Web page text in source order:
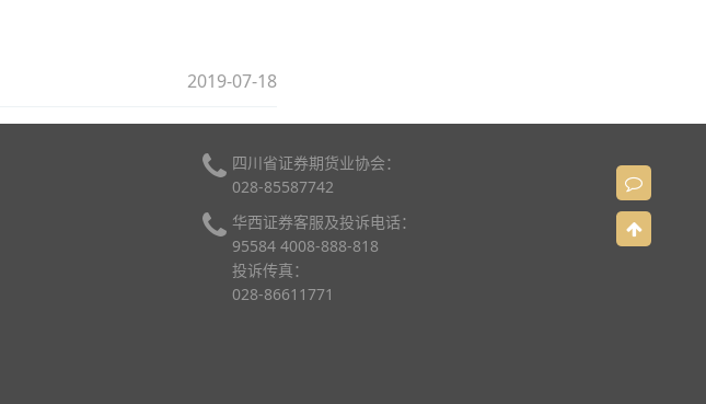
2019-07-18
四川省证券期货业协会：
028-85587742
华西证券客服及投诉电话：
95584 4008-888-818
投诉传真：
028-86611771